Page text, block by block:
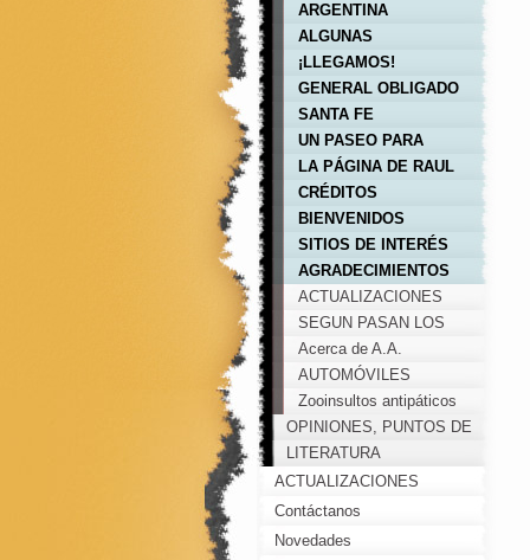
ARGENTINA
ALGUNAS
REFLEXIONES DEL
AÑO 2.000
¡LLEGAMOS!
GENERAL OBLIGADO
SANTA FE
UN PASEO PARA
LLEGAR A
AVELLANEDA
LA PÁGINA DE RAUL
CRÉDITOS
BIENVENIDOS
SITIOS DE INTERÉS
AGRADECIMIENTOS
ACTUALIZACIONES
SEGUN PASAN LOS
AÑOS....
Acerca de A.A.
AUTOMÓVILES
Zooinsultos antipáticos
OPINIONES, PUNTOS DE
VISTA, COMENTARIOS...
LITERATURA
ACTUALIZACIONES
Contáctanos
Novedades